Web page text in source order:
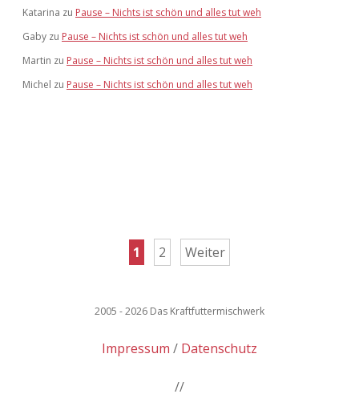
Katarina zu Pause – Nichts ist schön und alles tut weh
Gaby zu Pause – Nichts ist schön und alles tut weh
Martin zu Pause – Nichts ist schön und alles tut weh
Michel zu Pause – Nichts ist schön und alles tut weh
Seitennummerierung
Beiträge
1 2 Weiter
2005 - 2026 Das Kraftfuttermischwerk
Impressum Datenschutz
//